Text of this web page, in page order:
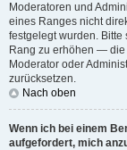
Moderatoren und
eines Ranges nicht
festgelegt wurden.
Rang zu erhöhen — die
Moderator oder
zurücksetzen.
Nach oben
Wenn ich bei einem
aufgefordert, mich